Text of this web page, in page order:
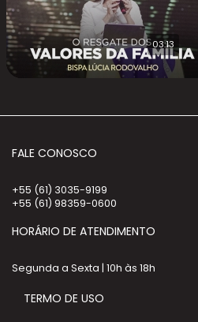
03:13
FALE CONOSCO
+55 (61) 3035-9199
+55 (61) 98359-0600
HORÁRIO DE ATENDIMENTO
Segunda a Sexta | 10h às 18h
TERMO DE USO